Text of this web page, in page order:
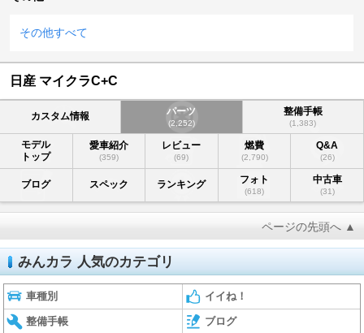
その他すべて
日産 マイクラC+C
カスタム情報 パーツ
(2,252)
整備手帳
(1,383)
モデル
トップ
愛車紹介
(359)
レビュー
(69)
燃費
(2,790)
Q&A
(26)
ブログ スペック ランキング フォト
(618)
中古車
(31)
ページの先頭へ ▲
みんカラ 人気のカテゴリ
車種別 イイね！
整備手帳 ブログ